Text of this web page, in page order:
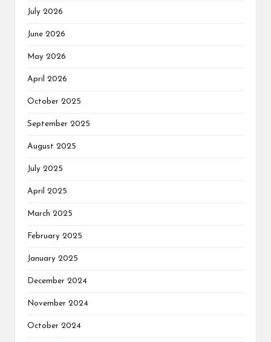
July 2026
June 2026
May 2026
April 2026
October 2025
September 2025
August 2025
July 2025
April 2025
March 2025
February 2025
January 2025
December 2024
November 2024
October 2024